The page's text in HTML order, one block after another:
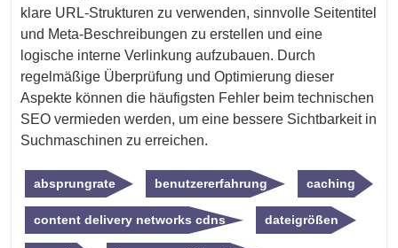
klare URL-Strukturen zu verwenden, sinnvolle Seitentitel
und Meta-Beschreibungen zu erstellen und eine
logische interne Verlinkung aufzubauen. Durch
regelmäßige Überprüfung und Optimierung dieser
Aspekte können die häufigsten Fehler beim technischen
SEO vermieden werden, um eine bessere Sichtbarkeit in
Suchmaschinen zu erreichen.
absprungrate benutzererfahrung caching
content delivery networks cdns dateigrößen